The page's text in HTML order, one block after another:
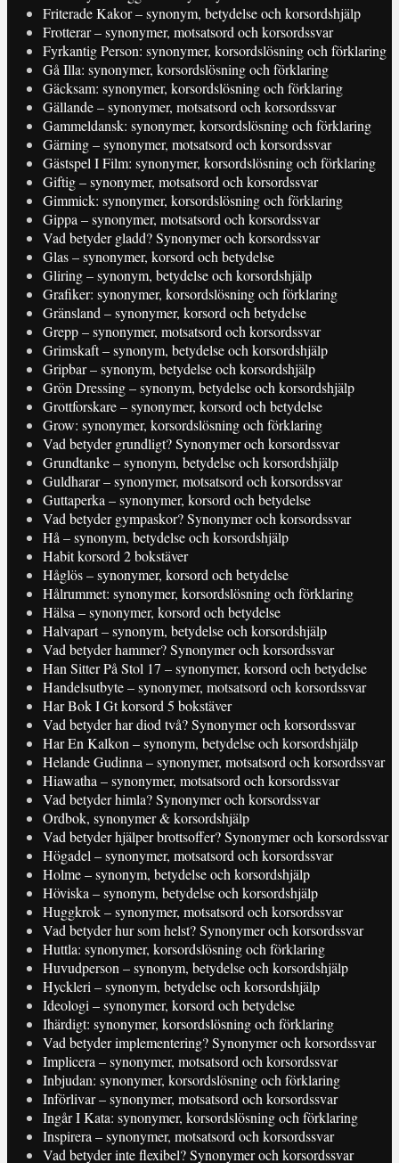
Friterade Kakor – synonym, betydelse och korsordshjälp
Frotterar – synonymer, motsatsord och korsordssvar
Fyrkantig Person: synonymer, korsordslösning och förklaring
Gå Illa: synonymer, korsordslösning och förklaring
Gäcksam: synonymer, korsordslösning och förklaring
Gällande – synonymer, motsatsord och korsordssvar
Gammeldansk: synonymer, korsordslösning och förklaring
Gärning – synonymer, motsatsord och korsordssvar
Gästspel I Film: synonymer, korsordslösning och förklaring
Giftig – synonymer, motsatsord och korsordssvar
Gimmick: synonymer, korsordslösning och förklaring
Gippa – synonymer, motsatsord och korsordssvar
Vad betyder gladd? Synonymer och korsordssvar
Glas – synonymer, korsord och betydelse
Gliring – synonym, betydelse och korsordshjälp
Grafiker: synonymer, korsordslösning och förklaring
Gränsland – synonymer, korsord och betydelse
Grepp – synonymer, motsatsord och korsordssvar
Grimskaft – synonym, betydelse och korsordshjälp
Gripbar – synonym, betydelse och korsordshjälp
Grön Dressing – synonym, betydelse och korsordshjälp
Grottforskare – synonymer, korsord och betydelse
Grow: synonymer, korsordslösning och förklaring
Vad betyder grundligt? Synonymer och korsordssvar
Grundtanke – synonym, betydelse och korsordshjälp
Guldharar – synonymer, motsatsord och korsordssvar
Guttaperka – synonymer, korsord och betydelse
Vad betyder gympaskor? Synonymer och korsordssvar
Hå – synonym, betydelse och korsordshjälp
Habit korsord 2 bokstäver
Håglös – synonymer, korsord och betydelse
Hålrummet: synonymer, korsordslösning och förklaring
Hälsa – synonymer, korsord och betydelse
Halvapart – synonym, betydelse och korsordshjälp
Vad betyder hammer? Synonymer och korsordssvar
Han Sitter På Stol 17 – synonymer, korsord och betydelse
Handelsutbyte – synonymer, motsatsord och korsordssvar
Har Bok I Gt korsord 5 bokstäver
Vad betyder har diod två? Synonymer och korsordssvar
Har En Kalkon – synonym, betydelse och korsordshjälp
Helande Gudinna – synonymer, motsatsord och korsordssvar
Hiawatha – synonymer, motsatsord och korsordssvar
Vad betyder himla? Synonymer och korsordssvar
Ordbok, synonymer & korsordshjälp
Vad betyder hjälper brottsoffer? Synonymer och korsordssvar
Högadel – synonymer, motsatsord och korsordssvar
Holme – synonym, betydelse och korsordshjälp
Höviska – synonym, betydelse och korsordshjälp
Huggkrok – synonymer, motsatsord och korsordssvar
Vad betyder hur som helst? Synonymer och korsordssvar
Huttla: synonymer, korsordslösning och förklaring
Huvudperson – synonym, betydelse och korsordshjälp
Hyckleri – synonym, betydelse och korsordshjälp
Ideologi – synonymer, korsord och betydelse
Ihärdigt: synonymer, korsordslösning och förklaring
Vad betyder implementering? Synonymer och korsordssvar
Implicera – synonymer, motsatsord och korsordssvar
Inbjudan: synonymer, korsordslösning och förklaring
Införlivar – synonymer, motsatsord och korsordssvar
Ingår I Kata: synonymer, korsordslösning och förklaring
Inspirera – synonymer, motsatsord och korsordssvar
Vad betyder inte flexibel? Synonymer och korsordssvar